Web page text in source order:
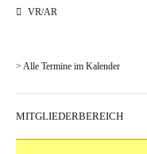
VR/AR
> Alle Termine im Kalender
MITGLIEDERBEREICH